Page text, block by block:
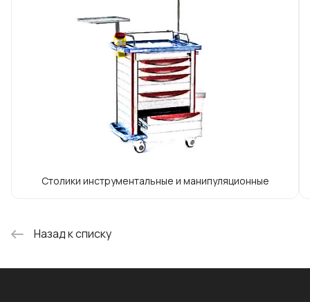
Столики инструментальные и манипуляционные
Назад к списку